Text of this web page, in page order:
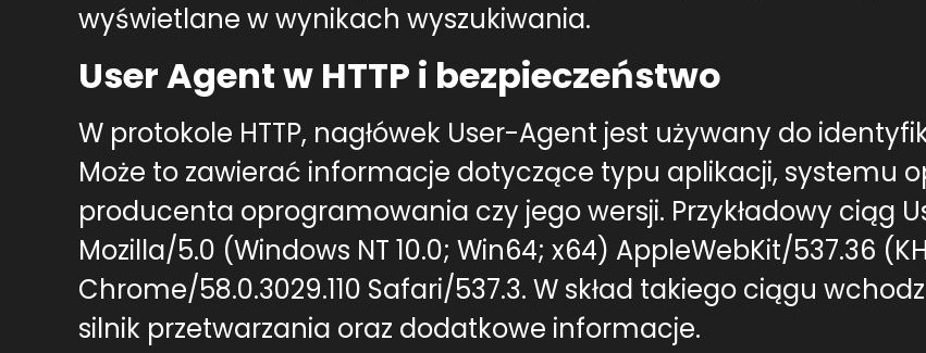
wyświetlane w wynikach wyszukiwania.
User Agent w HTTP i bezpieczeństwo
W protokole HTTP, nagłówek User-Agent jest używany do
Może to zawierać informacje dotyczące typu aplikacji, systemu
producenta oprogramowania czy jego wersji. Przykładowy ciąg
Mozilla/5.0 (Windows NT 10.0; Win64; x64) AppleWebKit/537.36
Chrome/58.0.3029.110 Safari/537.3. W skład takiego ciągu
silnik przetwarzania oraz dodatkowe informacje.